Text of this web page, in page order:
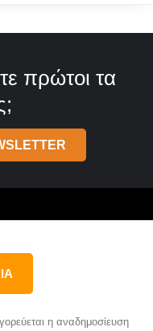
πρώτοι τα
η αναδημοσίευση